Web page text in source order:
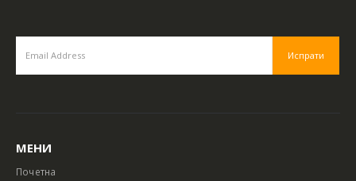
МЕНИ
Почетна